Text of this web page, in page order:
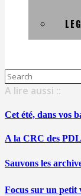
Search
for:
A lire aussi ::
Cet été, dans vos
A la CRC des
Sauvons les
Focus sur un petit